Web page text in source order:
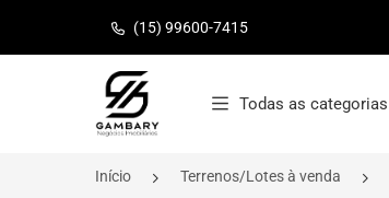
(15) 99600-7415
Página inicial
Todas as categorias
Início Terrenos/Lotes à venda